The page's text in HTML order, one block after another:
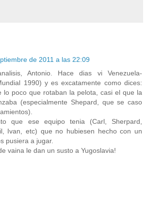
de 2011 a las 22:09
Antonio. Hace dias vi Venezuela-
1990) y es excatamente como dices:
lo poco que rotaban la pelota, casi el que la
(especialmente Shepard, que se caso
que ese equipo tenia (Carl, Sherpard,
Ivan, etc) que no hubiesen hecho con un
pusiera a jugar.
vaina le dan un susto a Yugoslavia!